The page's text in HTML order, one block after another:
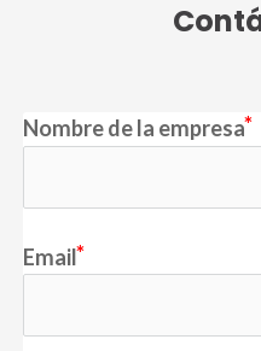
Nombre de la empresa
Email